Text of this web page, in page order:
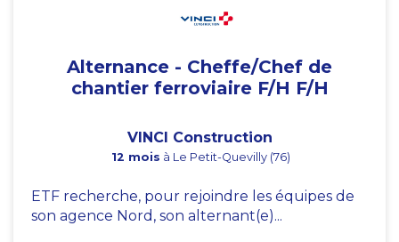
Alternance - Cheffe/Chef de
chantier ferroviaire F/H F/H
VINCI Construction
12 mois à Le Petit-Quevilly (76)
ETF recherche, pour rejoindre les équipes de
son agence Nord, son alternant(e)...